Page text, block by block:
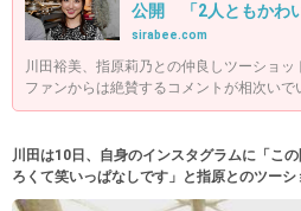
公開 「2人ともかわ
sirabee.com
川田裕美、指原莉乃との仲良しツーショ
ファンからは絶賛するコメントが相次いで
川田は10日、自身のインスタグラムに「こ
ろくて笑いっぱなしです」と指原とのツーシ